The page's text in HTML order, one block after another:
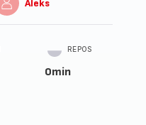
Aleks
REPOS
0min